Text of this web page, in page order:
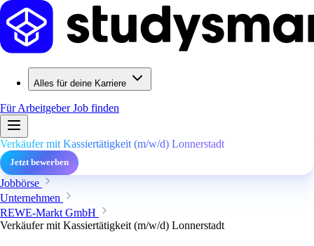
Alles für deine Karriere
Für ArbeitgeberJob finden
Verkäufer mit Kassiertätigkeit (m/w/d) Lonnerstadt
Jetzt bewerben
Jobbörse
Unternehmen
REWE-Markt GmbH
Verkäufer mit Kassiertätigkeit (m/w/d) Lonnerstadt